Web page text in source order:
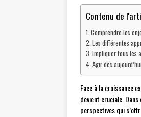
Contenu de
Comprendre les
Les différentes
Impliquer tous les
Agir dès
Face à la croissance
devient cruciale.
perspectives qui